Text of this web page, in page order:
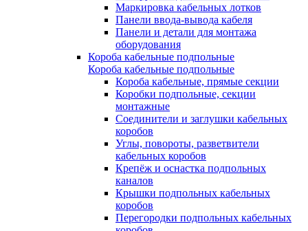
Маркировка кабельных лотков
Панели ввода-вывода кабеля
Панели и детали для монтажа
оборудования
Короба кабельные подпольные
Короба кабельные подпольные
Короба кабельные, прямые секции
Коробки подпольные, секции
монтажные
Соединители и заглушки кабельных
коробов
Углы, повороты, разветвители
кабельных коробов
Крепёж и оснастка подпольных
каналов
Крышки подпольных кабельных
коробов
Перегородки подпольных кабельных